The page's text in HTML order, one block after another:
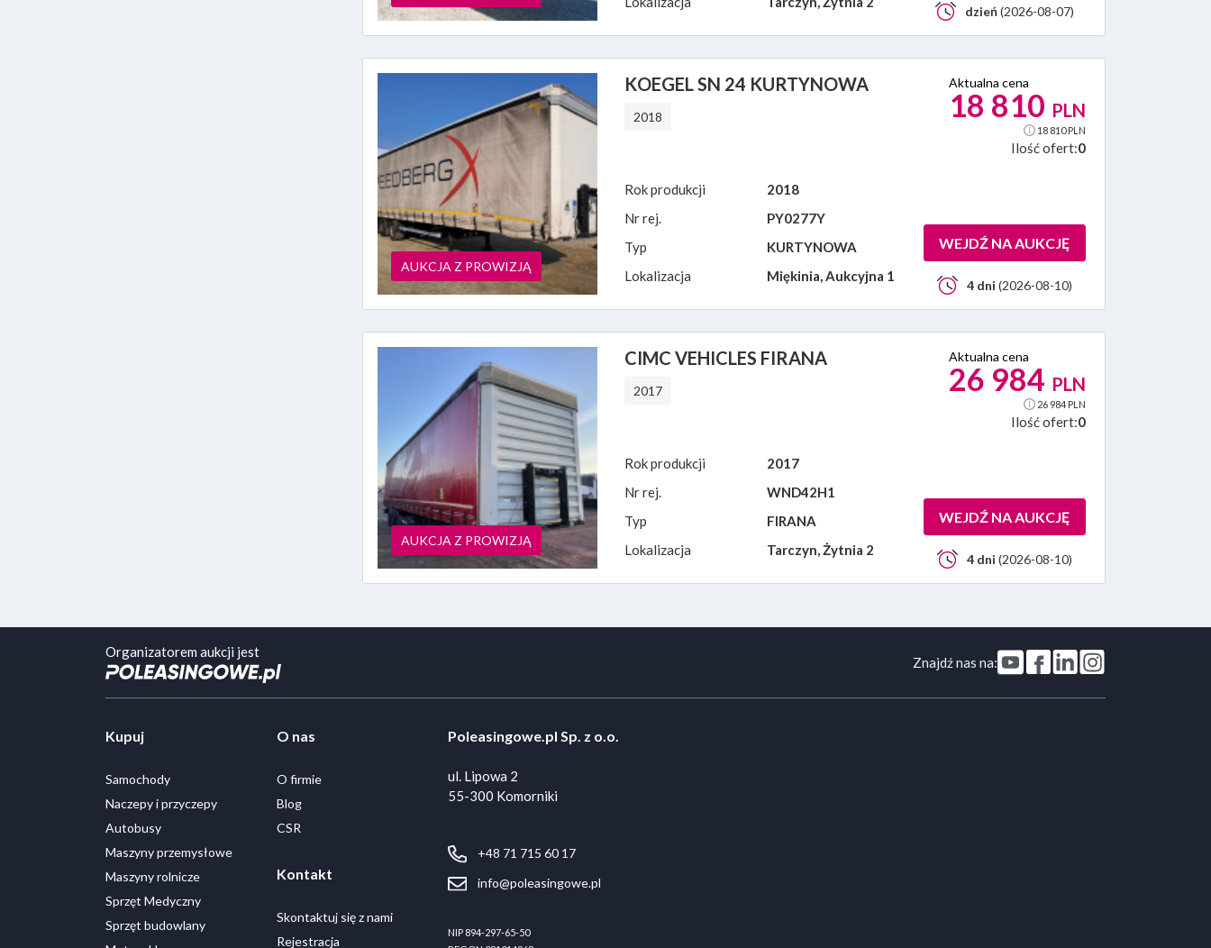
dzień(2026-08-07)
AUKCJA Z PROWIZJĄ
KOEGEL SN 24 KURTYNOWA
2018
Rok produkcji
2018
Nr rej.
PY0277Y
Typ
KURTYNOWA
Lokalizacja
Miękinia, Aukcyjna 1
Aktualna cena
18 810 PLN
18 810 PLN
Ilość ofert:0
WEJDŹ NA AUKCJĘ
4 dni (2026-08-10)
AUKCJA Z PROWIZJĄ
CIMC VEHICLES FIRANA
2017
Rok produkcji
2017
Nr rej.
WND42H1
Typ
FIRANA
Lokalizacja
Tarczyn, Żytnia 2
Aktualna cena
26 984 PLN
26 984 PLN
Ilość ofert:0
WEJDŹ NA AUKCJĘ
4 dni (2026-08-10)
Organizatorem aukcji jest
Znajdź nas na:
Kupuj
Samochody
Naczepy i przyczepy
Autobusy
Maszyny przemysłowe
Maszyny rolnicze
Sprzęt Medyczny
Sprzęt budowlany
O nas
O firmie
Blog
CSR
Kontakt
Skontaktuj się z nami
Rejestracja
Poleasingowe.pl Sp. z o.o.
ul. Lipowa 2
55-300 Komorniki
+48 71 715 60 17
info@poleasingowe.pl
NIP 894-297-65-50